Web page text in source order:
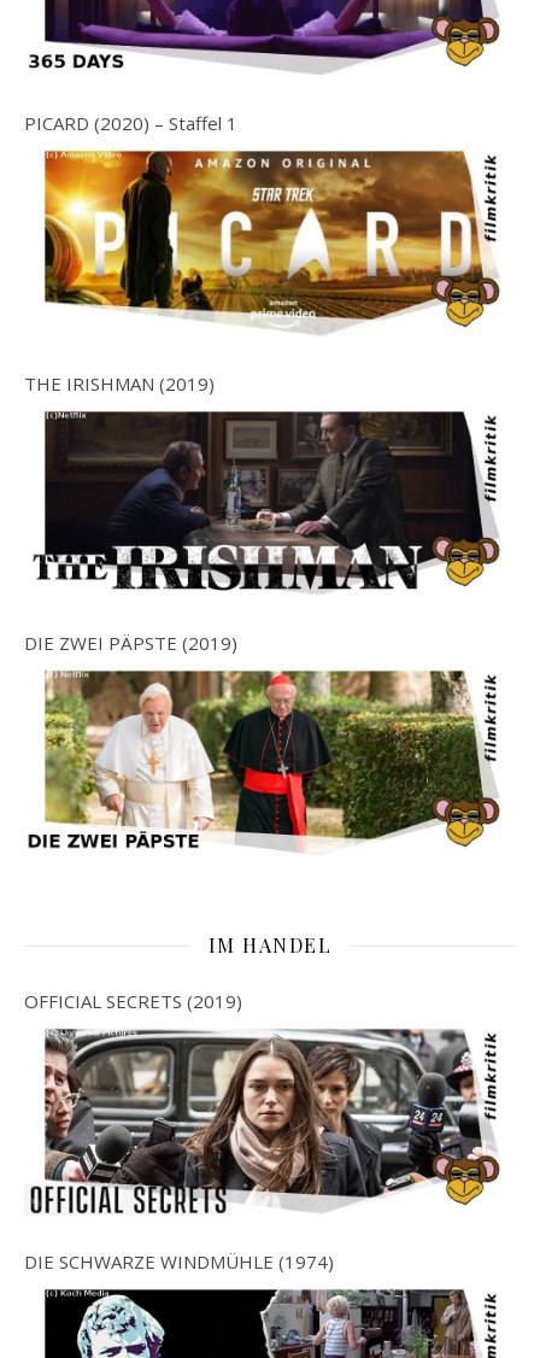
PICARD (2020) – Staffel 1
THE IRISHMAN (2019)
DIE ZWEI PÄPSTE (2019)
IM HANDEL
OFFICIAL SECRETS (2019)
DIE SCHWARZE WINDMÜHLE (1974)